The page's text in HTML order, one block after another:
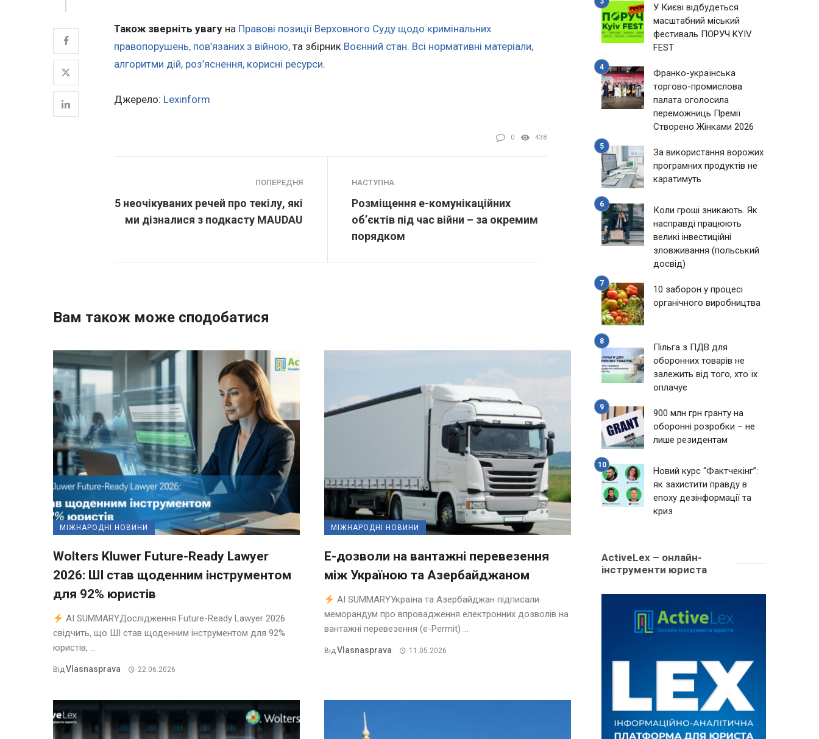
Також зверніть увагу на Правові позиції Верховного Суду щодо кримінальних
правопорушень, пов’язаних з війною, та збірник Воєнний стан. Всі нормативні матеріали,
алгоритми дій, роз’яснення, корисні ресурси.
Джерело: Lexinform
0 438
ПОПЕРЕДНЯ
5 неочікуваних речей про текілу, які
ми дізналися з подкасту MAUDAU
НАСТУПНА
Розміщення е-комунікаційних
об’єктів під час війни – за окремим
порядком
Вам також може сподобатися
МІЖНАРОДНІ НОВИНИ
Wolters Kluwer Future-Ready Lawyer
2026: ШІ став щоденним інструментом
для 92% юристів
AI SUMMARYДослідження Future-Ready Lawyer 2026
свідчить, що ШІ став щоденним інструментом для 92%
юристів, ...
ВідVlasnasprava 22.06.2026
МІЖНАРОДНІ НОВИНИ
Е-дозволи на вантажні перевезення
між Україною та Азербайджаном
AI SUMMARYУкраїна та Азербайджан підписали
меморандум про впровадження електронних дозволів на
вантажні перевезення (e-Permit) ...
ВідVlasnasprava 11.05.2026
У Києві відбудеться
масштабний міський
фестиваль ПОРУЧ KYIV
FEST
Франко-українська
торгово-промислова
палата оголосила
переможниць Премії
Створено Жінками 2026
За використання ворожих
програмних продуктів не
каратимуть
Коли гроші зникають. Як
насправді працюють
великі інвестиційні
зловживання (польський
досвід)
10 заборон у процесі
органічного виробництва
Пільга з ПДВ для
оборонних товарів не
залежить від того, хто їх
оплачує
900 млн грн гранту на
оборонні розробки – не
лише резидентам
Новий курс “Фактчекінг”:
як захистити правду в
епоху дезінформації та
криз
ActiveLex – онлайн-
інструменти юриста